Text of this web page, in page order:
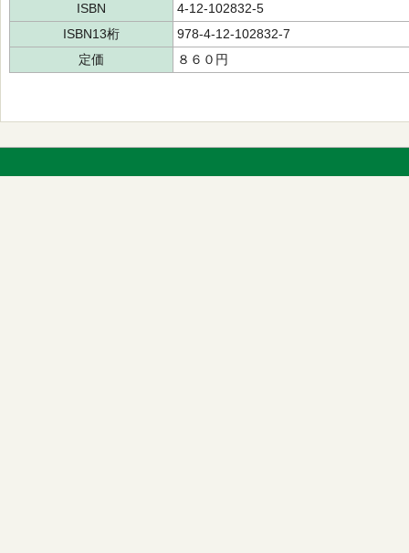
ISBN
4-12-102832-5
ISBN13桁
978-4-12-102832-7
定価
８６０円